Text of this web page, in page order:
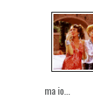
ma io...